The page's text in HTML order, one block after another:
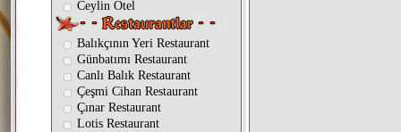
Ceylin Otel
Balıkçının Yeri Restaurant
Günbatımı Restaurant
Canlı Balık Restaurant
Çeşmi Cihan Restaurant
Çınar Restaurant
Lotis Restaurant